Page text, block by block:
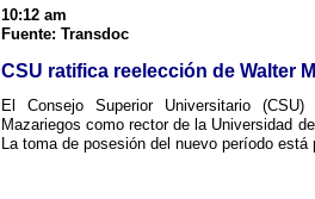
10:12 am
Fuente: Transdoc
CSU ratifica reelección de Walter
El Consejo Superior Universitario
Mazariegos como rector de la Universidad
La toma de posesión del nuevo período